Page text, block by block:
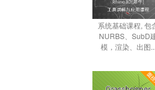
系统基础课程, 包
NURBS、SubD
模，渲染、出图